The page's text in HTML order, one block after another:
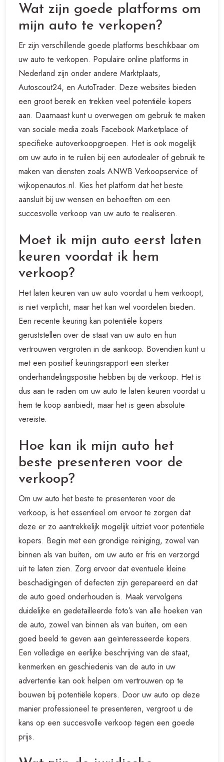
Wat zijn goede platforms om
mijn auto te verkopen?
Er zijn verschillende goede platforms beschikbaar om
uw auto te verkopen. Populaire online platforms in
Nederland zijn onder andere Marktplaats,
Autoscout24, en AutoTrader. Deze websites bieden
een groot bereik en trekken veel potentiële kopers
aan. Daarnaast kunt u overwegen om gebruik te maken
van sociale media zoals Facebook Marketplace of
specifieke autoverkoopgroepen. Het is ook mogelijk
om uw auto in te ruilen bij een autodealer of gebruik te
maken van diensten zoals ANWB Verkoopservice of
wijkopenautos.nl. Kies het platform dat het beste
aansluit bij uw wensen en behoeften om een
succesvolle verkoop van uw auto te realiseren.
Moet ik mijn auto eerst laten
keuren voordat ik hem
verkoop?
Het laten keuren van uw auto voordat u hem verkoopt,
is niet verplicht, maar het kan wel voordelen bieden.
Een recente keuring kan potentiële kopers
geruststellen over de staat van uw auto en hun
vertrouwen vergroten in de aankoop. Bovendien kunt u
met een positief keuringsrapport een sterker
onderhandelingspositie hebben bij de verkoop. Het is
dus aan te raden om uw auto te laten keuren voordat u
hem te koop aanbiedt, maar het is geen absolute
vereiste.
Hoe kan ik mijn auto het
beste presenteren voor de
verkoop?
Om uw auto het beste te presenteren voor de
verkoop, is het essentieel om ervoor te zorgen dat
deze er zo aantrekkelijk mogelijk uitziet voor potentiële
kopers. Begin met een grondige reiniging, zowel van
binnen als van buiten, om uw auto er fris en verzorgd
uit te laten zien. Zorg ervoor dat eventuele kleine
beschadigingen of defecten zijn gerepareerd en dat
de auto goed onderhouden is. Maak vervolgens
duidelijke en gedetailleerde foto’s van alle hoeken van
de auto, zowel van binnen als van buiten, om een
goed beeld te geven aan geïnteresseerde kopers.
Een volledige en eerlijke beschrijving van de staat,
kenmerken en geschiedenis van de auto in uw
advertentie kan ook helpen om vertrouwen op te
bouwen bij potentiële kopers. Door uw auto op deze
manier professioneel te presenteren, vergroot u de
kans op een succesvolle verkoop tegen een goede
prijs.